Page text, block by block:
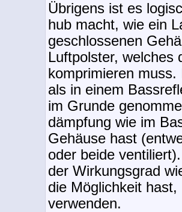
Übrigens ist es
hub macht, wie ein
geschlossenen
Luftpolster, welches
komprimieren
als in einem
im Grunde
dämpfung wie im
Gehäuse hast
oder beide
der Wirkungsgrad
die Möglichkeit
verwenden.